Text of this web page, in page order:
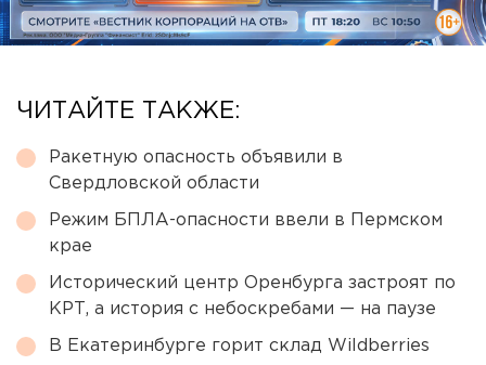
ЧИТАЙТЕ ТАКЖЕ:
Ракетную опасность объявили в
Свердловской области
Режим БПЛА-опасности ввели в Пермском
крае
Исторический центр Оренбурга застроят по
КРТ, а история с небоскребами — на паузе
В Екатеринбурге горит склад Wildberries